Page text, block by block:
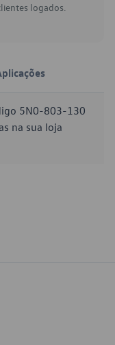
logados.
5N0-803-130
na sua loja